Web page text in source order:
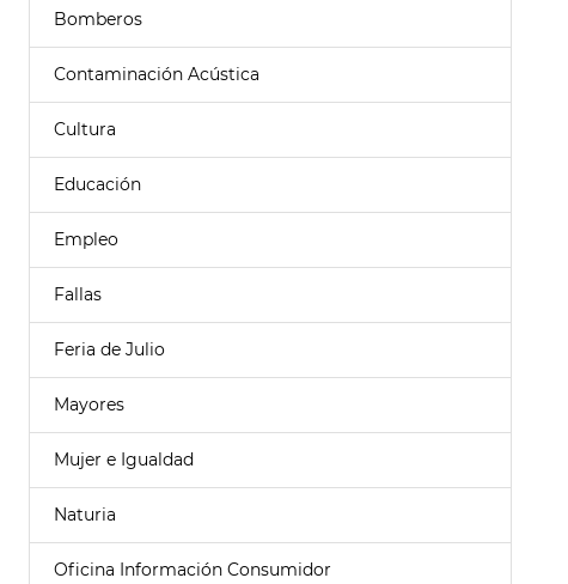
Bomberos
Contaminación Acústica
Cultura
Educación
Empleo
Fallas
Feria de Julio
Mayores
Mujer e Igualdad
Naturia
Oficina Información Consumidor